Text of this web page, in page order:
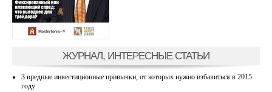
ЖУРНАЛ, ИНТЕРЕСНЫЕ СТАТЬИ
3 вредные инвестиционные привычки, от которых нужно избавиться в 2015
году